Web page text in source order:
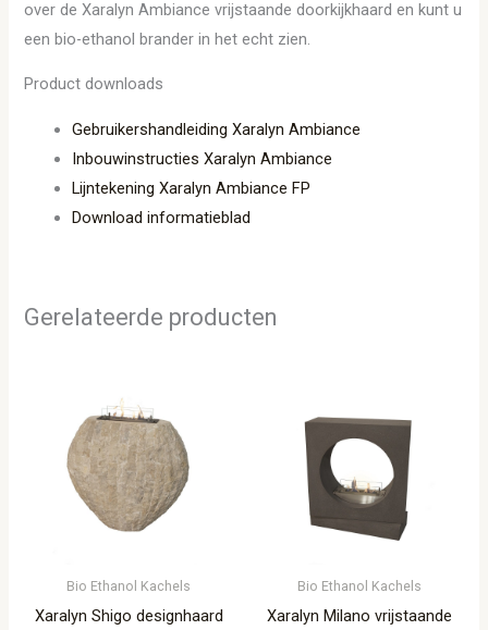
over de Xaralyn Ambiance vrijstaande doorkijkhaard en kunt u
een bio-ethanol brander in het echt zien.
Product downloads
Gebruikershandleiding Xaralyn Ambiance
Inbouwinstructies Xaralyn Ambiance
Lijntekening Xaralyn Ambiance FP
Download informatieblad
Gerelateerde producten
Bio Ethanol Kachels
Xaralyn Shigo designhaard
Bio Ethanol Kachels
Xaralyn Milano vrijstaande